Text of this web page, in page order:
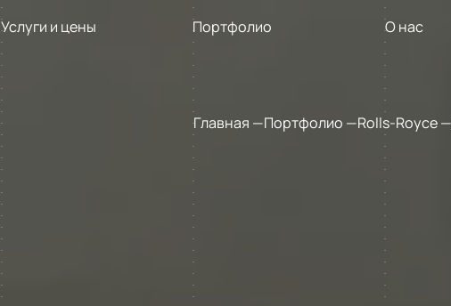
Услуги и цены Портфолио О нас
Главная Портфолио Rolls-Royce